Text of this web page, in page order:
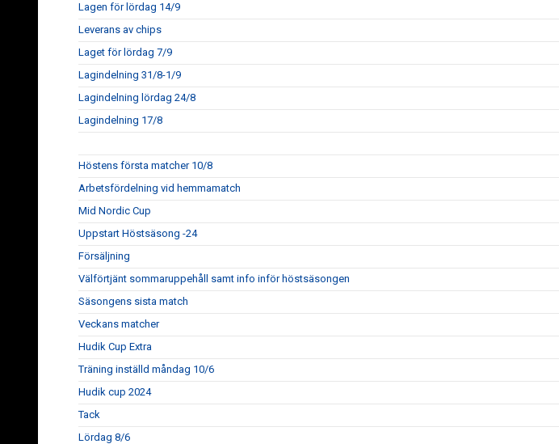
Lagen för lördag 14/9
Leverans av chips
Laget för lördag 7/9
Lagindelning 31/8-1/9
Lagindelning lördag 24/8
Lagindelning 17/8
Höstens första matcher 10/8
Arbetsfördelning vid hemmamatch
Mid Nordic Cup
Uppstart Höstsäsong -24
Försäljning
Välförtjänt sommaruppehåll samt info inför höstsäsongen
Säsongens sista match
Veckans matcher
Hudik Cup Extra
Träning inställd måndag 10/6
Hudik cup 2024
Tack
Lördag 8/6